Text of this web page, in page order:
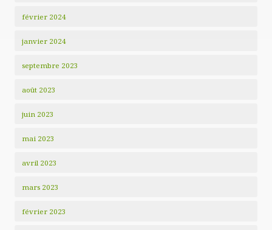
février 2024
janvier 2024
septembre 2023
août 2023
juin 2023
mai 2023
avril 2023
mars 2023
février 2023